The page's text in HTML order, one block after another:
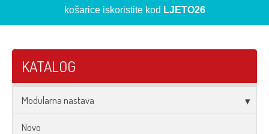
košarice iskoristite kod LJETO26
KATALOG
Modularna nastava
Novo